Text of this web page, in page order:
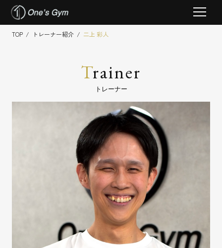
SkipTOP / トレーナー紹介 / 二上 彩人
Trainer
トレーナー